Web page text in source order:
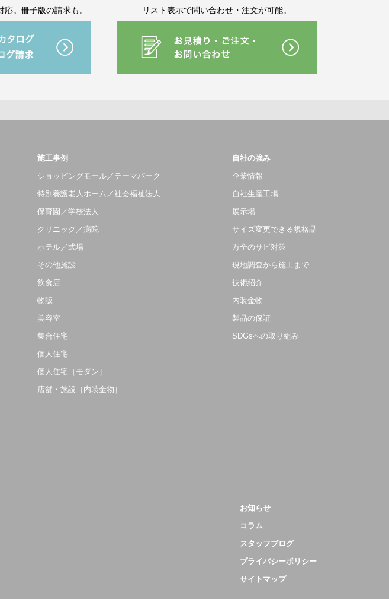
。冊子版の請求も。 リスト表示で問い合わせ・注文が可能。
施工事例
ショッピングモール／テーマパーク
特別養護老人ホーム／社会福祉法人
保育園／学校法人
クリニック／病院
ホテル／式場
その他施設
飲食店
物販
美容室
集合住宅
個人住宅
個人住宅［モダン］
店舗・施設［内装金物］
自社の強み
企業情報
自社生産工場
展示場
サイズ変更できる規格品
万全のサビ対策
現地調査から施工まで
技術紹介
内装金物
製品の保証
SDGsへの取り組み
お知らせ
コラム
スタッフブログ
プライバシーポリシー
サイトマップ